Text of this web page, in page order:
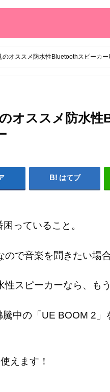
オススメ防水性Bluetoothスピーカー
オススメ防水
はてブ
っていること。
で音楽を聞きたい場
スピーカーなら、もう
中の「UE BOOM 2」
えます！